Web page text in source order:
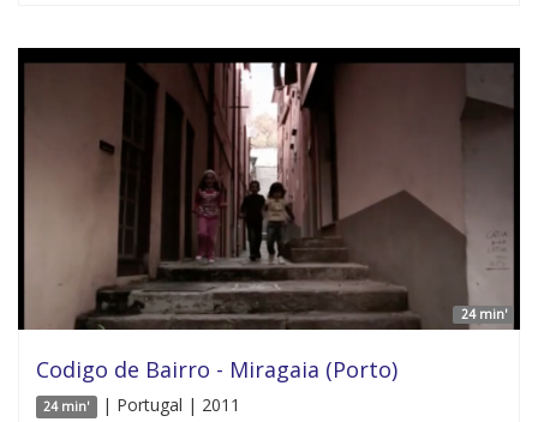
24 min'
Codigo de Bairro - Miragaia (Porto)
24 min' | Portugal | 2011